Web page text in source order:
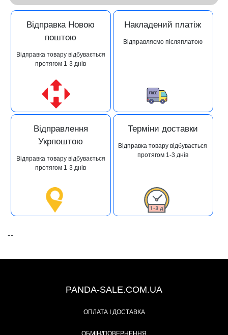
Відправка Новою
поштою
Відправка товару відбувається
протягом 1-3 днів
Накладений платіж
Відправляємо післяплатою
Відправлення
Укрпоштою
Відправка товару відбувається
протягом 1-3 днів
Терміни доставки
Відправка товару відбувається
протягом 1-3 днів
--
PANDA-SALE.COM.UA
ОПЛАТА І ДОСТАВКА
ОБМІН/ПОВЕРНЕННЯ